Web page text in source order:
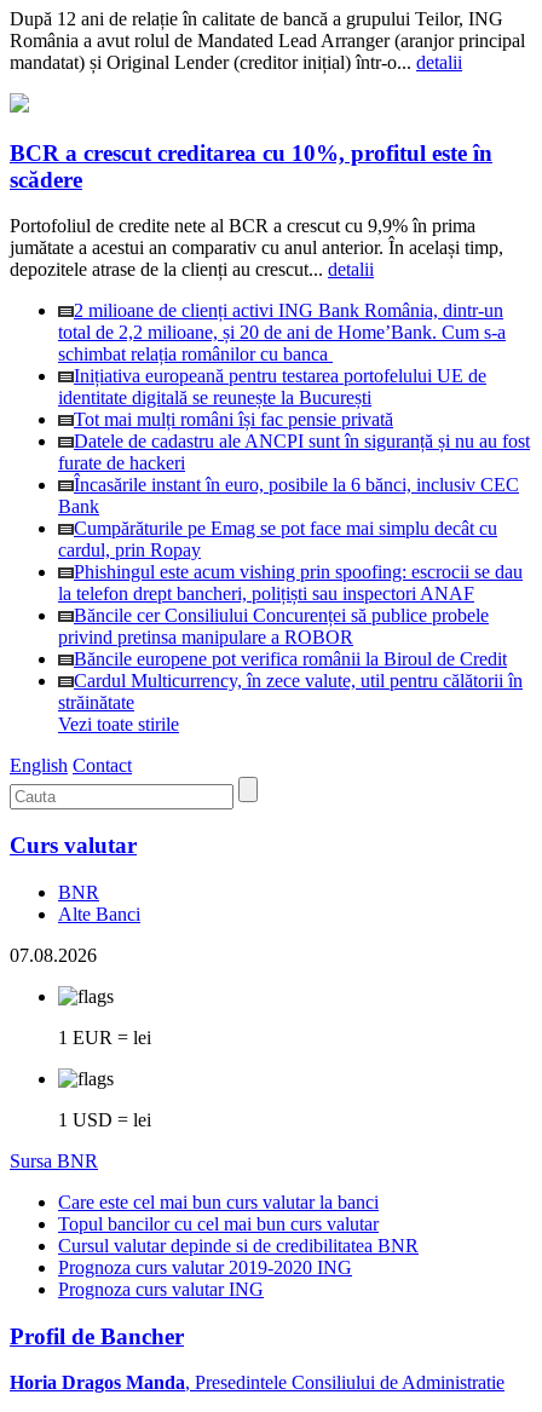
După 12 ani de relație în calitate de bancă a grupului Teilor, ING
România a avut rolul de Mandated Lead Arranger (aranjor principal
mandatat) și Original Lender (creditor inițial) într-o... detalii
BCR a crescut creditarea cu 10%, profitul este în
scădere
Portofoliul de credite nete al BCR a crescut cu 9,9% în prima
jumătate a acestui an comparativ cu anul anterior. În același timp,
depozitele atrase de la clienți au crescut... detalii
2 milioane de clienți activi ING Bank România, dintr-un
total de 2,2 milioane, și 20 de ani de Home’Bank. Cum s-a
schimbat relația românilor cu banca
Inițiativa europeană pentru testarea portofelului UE de
identitate digitală se reunește la București
Tot mai mulți români își fac pensie privată
Datele de cadastru ale ANCPI sunt în siguranță și nu au fost
furate de hackeri
Încasările instant în euro, posibile la 6 bănci, inclusiv CEC
Bank
Cumpărăturile pe Emag se pot face mai simplu decât cu
cardul, prin Ropay
Phishingul este acum vishing prin spoofing: escrocii se dau
la telefon drept bancheri, polițiști sau inspectori ANAF
Băncile cer Consiliului Concurenței să publice probele
privind pretinsa manipulare a ROBOR
Băncile europene pot verifica românii la Biroul de Credit
Cardul Multicurrency, în zece valute, util pentru călătorii în
străinătate
Vezi toate stirile
English Contact
Curs valutar
BNR
Alte Banci
07.08.2026
1 EUR = lei
1 USD = lei
Sursa BNR
Care este cel mai bun curs valutar la banci
Topul bancilor cu cel mai bun curs valutar
Cursul valutar depinde si de credibilitatea BNR
Prognoza curs valutar 2019-2020 ING
Prognoza curs valutar ING
Profil de Bancher
Horia Dragos Manda, Presedintele Consiliului de Administratie